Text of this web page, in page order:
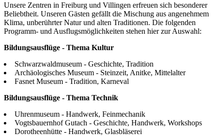
Unsere Zentren in Freiburg und Villingen erfreuen sich besonderer
Beliebtheit. Unseren Gästen gefällt die Mischung aus angenehmem
Klima, unberührter Natur und alten Traditionen. Die folgenden
Programm- und Ausflugsmöglichkeiten stehen hier zur Auswahl:
Bildungsausflüge - Thema Kultur
Schwarzwaldmuseum - Geschichte, Tradition
Archäologisches Museum - Steinzeit, Anitke, Mittelalter
Fasnet Museum - Tradition, Karneval
Bildungsausflüge - Thema Technik
Uhrenmuseum - Handwerk, Feinmechanik
Vogtsbauernhof Gutach - Geschichte, Handwerk, Workshops
Dorotheenhütte - Handwerk, Glasbläserei